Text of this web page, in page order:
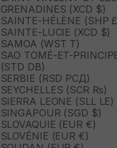
GRENADINES (XCD $)
SAINTE-HÉLÈNE (SHP
SAINTE-LUCIE (XCD $)
SAMOA (WST T)
SAO TOMÉ-ET-
(STD DB)
SERBIE (RSD РСД)
SEYCHELLES (SCR ₨)
SIERRA LEONE (SLL LE)
SINGAPOUR (SGD $)
SLOVAQUIE (EUR €)
SLOVÉNIE (EUR €)